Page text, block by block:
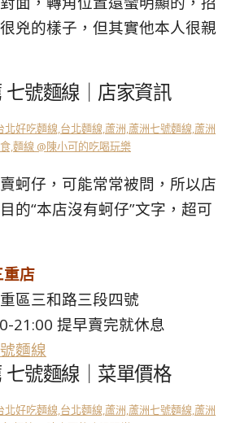
兇的樣子，但其實他本人很親
七號麵線｜店家資訊
蚵仔，可能常常被問，所以店
的“本店沒有蚵仔”文字，超可
重店
區三和路三段四號
21:00 提早賣完就休息
麵線
號麵線｜菜單價格